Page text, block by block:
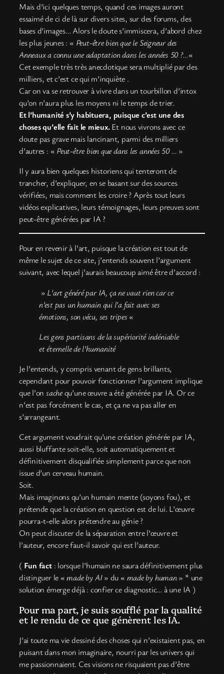
Mais d’ici quelques temps, quand ces images auront
essaimé de ci de là sur divers sites, sur des forums, des
bases d’images… Alors le doute s’immiscera, d’abord chez
les plus jeunes : « Peut-être bien que le Seigneur des
Anneaux a connu une adaptation dans les années 50 ?…«
Cet exemple très très anecdotique sera multiplié par des
milliers, et c’est ce qui m’inquiète .
Car on va se retrouver à vivre dans un tourbillon d’intox
qu’on n’aura plus les moyens ni le temps de trier.
Et l’humanité s’y habituera, puisque c’est une des
choses qu’elle fait le mieux.Et nous vivrons avec ce
doute pas grave mais lancinant, parmi des milliers
d’autres : « Peut-être bien que dans les années 50 … »
Il y aura bien quelques historiens qui tenteront de
trancher, d’expliquer, en se basant sur des sources
vérifiées, mais comment les croire ? Après tout leurs
vidéos explicatives, leurs témoignages, leurs preuves sont
peut-être générées par IA ?
Pour en revenir à l’art, puisque la création est tout de
même le sujet de ce site, j’entends souvent l’argument
suivant, avec lequel j’aurais beaucoup aimé être d’accord :
» L’art généré par IA, ça ne vaut rien car ce
n’est pas un humain qui l’a fait avec ses
émotions, son vécu, ses tripes «
Les gens partisans de la supériorité indéniable
et éternelle de l’humanité
Je l’entends, y compris venant de gens brillants,
cependant pour pouvoir fonctionner l’argument implique
que l’onsachequ’une œuvre a été générée par IA. Or ce
n’est pas forcément le cas, et ça ne va pas aller en
s’arrangeant.
Cet argument voudrait qu’une création générée par IA,
aussi bluffante soit-elle, soit automatiquement et
définitivement disqualifiée simplement parce que non
issue d’un cerveau humain.
Soit.
Mais imaginons qu’un humain mente (soyons fou), et
prétende que la création en question est de lui. L’œuvre
pourra-t-elle alors prétendre au génie ?
On peut discuter de la séparation entre l’œuvre et
l’auteur, encore faut-il savoir qui est l’auteur.
( Fun fact: lorsque l’humain ne saura définitivement plus
distinguer le «made by AI» du « made by human» * une
solution émerge déjà : confier ce diagnostic… à une IA )
Pour ma part, je suis soufflé par la qualité
et le rendu de ce que génèrent les IA.
J’ai toute ma vie dessiné des choses qui n’existaient pas, en
puisant dans mon imaginaire, nourri par les univers qui
me passionnaient. Ces visions ne risquaient pas d’être